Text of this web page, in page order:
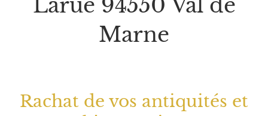
Marne
Rachat de vos antiquités et